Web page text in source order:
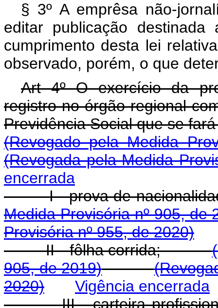
§ 3º A emprêsa não-
editar publicação
cumprimento desta lei
observado, porém, o que
Art 4º O exercício da
registro no órgão regional
Previdência Social que se
(Revogado pela Medida
(Revogada pela Medida
encerrada
I - prova de
Medida Provisória nº 905, de
Provisória nº 955, de 2020)
II - fôlha corrida;
905, de 2019)
2020)
Vigência encerrada
III - carteira